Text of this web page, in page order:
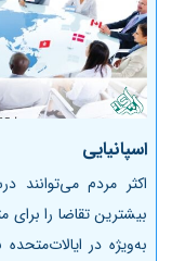
اسپانیایی
اکثر مردم می‌توانند
بیشترین تقاضا را برای
به‌ویژه در